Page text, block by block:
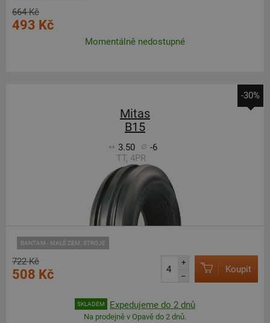
664 Kč
493 Kč
Momentálně nedostupné
-30%
Mitas
B15
3.50
-6
TT, 4PR
BANTAM - MALÉ ZEM. STROJE
722 Kč
508 Kč
+
–
Koupit
SKLADEM Expedujeme do 2 dnů
Na prodejně v Opavě do 2 dnů.